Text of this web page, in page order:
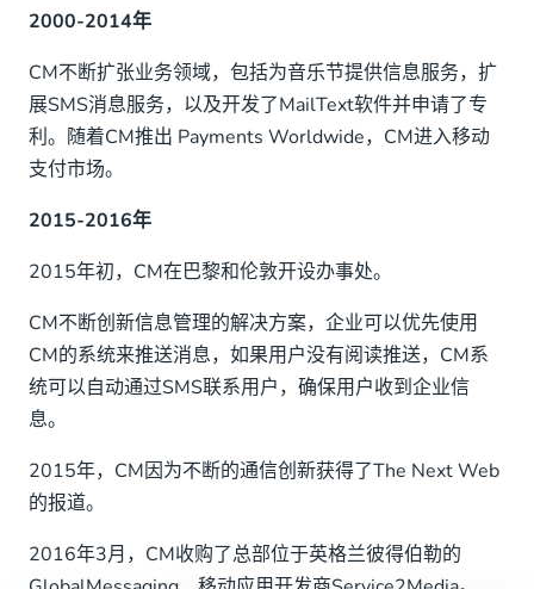
2000-2014年
CM不断扩张业务领域，包括为音乐节提供信息服务，扩
展SMS消息服务，以及开发了MailText软件并申请了专
利。随着CM推出 Payments Worldwide，CM进入移动
支付市场。
2015-2016年
2015年初，CM在巴黎和伦敦开设办事处。
CM不断创新信息管理的解决方案，企业可以优先使用
CM的系统来推送消息，如果用户没有阅读推送，CM系
统可以自动通过SMS联系用户，确保用户收到企业信
息。
2015年，CM因为不断的通信创新获得了The Next Web
的报道。
2016年3月，CM收购了总部位于英格兰彼得伯勒的